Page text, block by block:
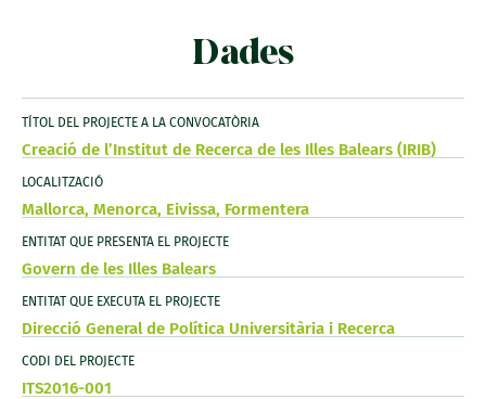
Dades
TÍTOL DEL PROJECTE A LA CONVOCATÒRIA
Creació de l’Institut de Recerca de les Illes Balears (IRIB)
LOCALITZACIÓ
Mallorca, Menorca, Eivissa, Formentera
ENTITAT QUE PRESENTA EL PROJECTE
Govern de les Illes Balears
ENTITAT QUE EXECUTA EL PROJECTE
Direcció General de Política Universitària i Recerca
CODI DEL PROJECTE
ITS2016-001